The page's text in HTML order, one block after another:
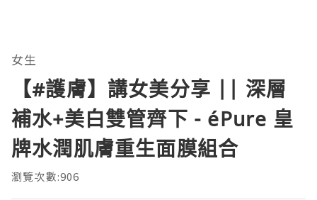
女生
【#護膚】講女美分享 || 深層
補水+美白雙管齊下 - éPure 皇
牌水潤肌膚重生面膜組合
瀏覽次數:906